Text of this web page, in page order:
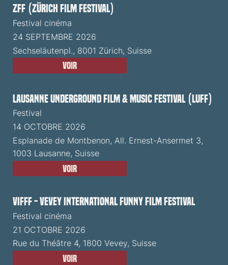
ZFF (Zürich Film Festival)
Festival cinéma
24 SEPTEMBRE 2026
Sechseläutenpl., 8001 Zürich, Suisse
Voir
Lausanne Underground Film & Music Festival (LUFF)
Festival
14 OCTOBRE 2026
Esplanade de Montbenon, All. Ernest-Ansermet 3,
1003 Lausanne, Suisse
Voir
VIFFF - Vevey International Funny Film Festival
Festival cinéma
21 OCTOBRE 2026
Rue du Théâtre 4, 1800 Vevey, Suisse
Voir